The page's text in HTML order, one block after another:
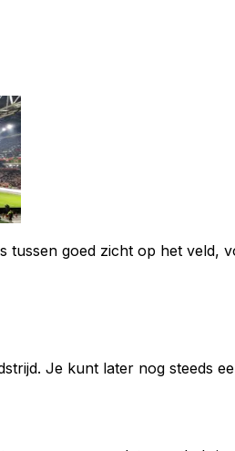
tussen goed zicht op het veld,
Je kunt later nog steeds